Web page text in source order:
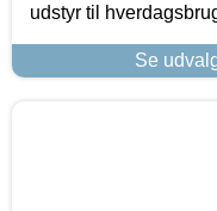
udstyr til
Se